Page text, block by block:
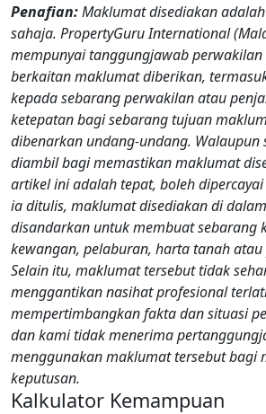
Penafian:Maklumat disediakan
sahaja. PropertyGuru International
mempunyai tanggungjawab
berkaitan maklumat diberikan,
kepada sebarang perwakilan atau
ketepatan bagi sebarang tujuan
dibenarkan undang-undang. Walaupun
diambil bagi memastikan maklumat
artikel ini adalah tepat, boleh
ia ditulis, maklumat disediakan di
disandarkan untuk membuat sebarang
kewangan, pelaburan, harta tanah
Selain itu, maklumat tersebut tidak
menggantikan nasihat profesional
mempertimbangkan fakta dan situasi
dan kami tidak menerima
menggunakan maklumat tersebut bagi
keputusan.
Kalkulator Kemampuan